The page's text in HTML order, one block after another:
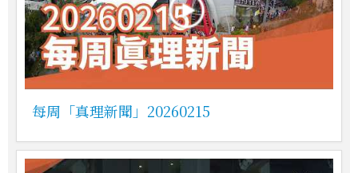
每周「真理新聞」20260215